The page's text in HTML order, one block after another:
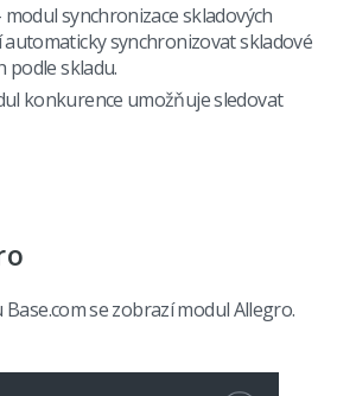
modul synchronizace skladových
synchronizovat skladové
podle skladu.
konkurence umožňuje sledovat
se zobrazí modul Allegro.